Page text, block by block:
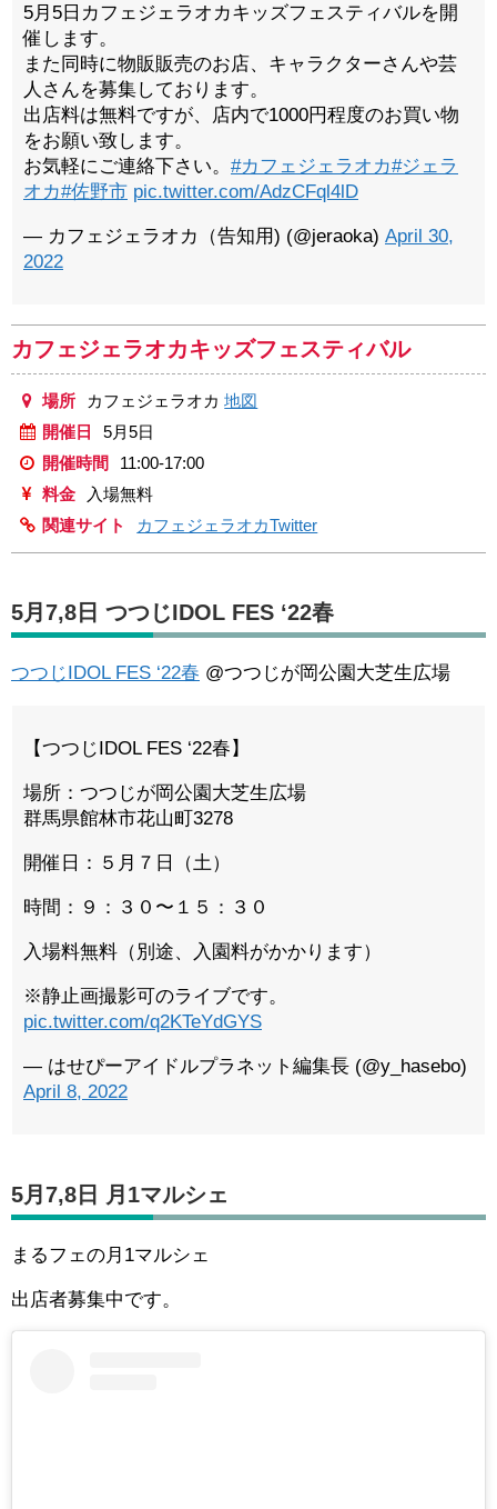
5月5日カフェジェラオカキッズフェスティバルを開
催します。
また同時に物販販売のお店、キャラクターさんや芸
人さんを募集しております。
出店料は無料ですが、店内で1000円程度のお買い物
をお願い致します。
お気軽にご連絡下さい。 #カフェジェラオカ#ジェラ
オカ#佐野市 pic.twitter.com/AdzCFql4lD
— カフェジェラオカ（告知用) (@jeraoka) April 30,
2022
カフェジェラオカキッズフェスティバル
場所 カフェジェラオカ地図
開催日
5月5日
開催時間
11:00-17:00
料金
入場無料
関連サイト
カフェジェラオカTwitter
5月7,8日 つつじIDOL FES ‘22春
つつじIDOL FES ‘22春 @つつじが岡公園大芝生広場
【つつじIDOL FES ‘22春】
場所：つつじが岡公園大芝生広場
群馬県館林市花山町3278
開催日：５月７日（土）
時間：９：３０〜１５：３０
入場料無料（別途、入園料がかかります）
※静止画撮影可のライブです。
pic.twitter.com/q2KTeYdGYS
— はせぴーアイドルプラネット編集長 (@y_hasebo)
April 8, 2022
5月7,8日 月1マルシェ
まるフェの月1マルシェ
出店者募集中です。